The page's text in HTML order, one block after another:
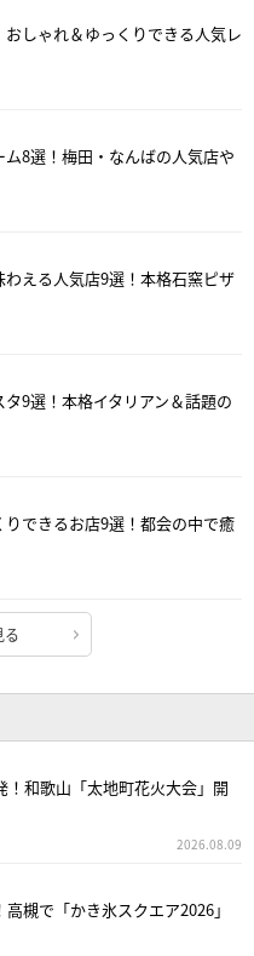
しゃれ＆ゆっくりできる人気レ
8選！梅田・なんばの人気店や
える人気店9選！本格石窯ピザ
9選！本格イタリアン＆話題の
りできるお店9選！都会の中で癒
る
！和歌山「太地町花火大会」開
2026.08.09
槻で「かき氷スクエア2026」